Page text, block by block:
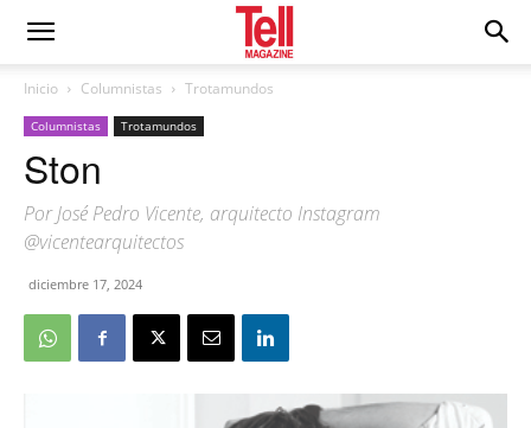
Inicio Columnistas Trotamundos
Columnistas Trotamundos
Ston
Por José Pedro Vicente, arquitecto Instagram
@vicentearquitectos
diciembre 17, 2024